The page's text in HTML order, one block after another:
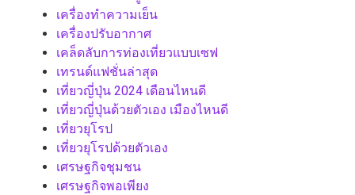
เครื่องทำความเย็น
เครื่องปรับอากาศ
เคล็ดลับการท่องเที่ยวแบบเซฟ
เทรนด์แฟชั่นล่าสุด
เที่ยวญี่ปุ่น 2024 เดือนไหนดี
เที่ยวญี่ปุ่นด้วยตัวเอง เมืองไหนดี
เที่ยวยุโรป
เที่ยวยุโรปด้วยตัวเอง
เศรษฐกิจชุมชน
เศรษฐกิจพอเพียง